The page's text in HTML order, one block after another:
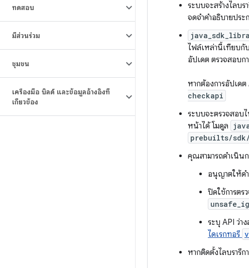
ทดสอบ
มีส่วนร่วม
ชุมชน
เครื่องมือ บิลด์ และข้อมูลอ้างอิงที่
เกี่ยวข้อง
ระบบจะสร้างไลบร
จดจำคำอธิบายประ
ไฟล์เหล่านี้เทียบกั
อัปเดต ตรวจสอบ
หากต้องการอัปเด
checkapi
ระบบจะตรวจสอบ
หน้าได้ โมดูล
prebuilts/
คุณสามารถดำเนินก
อนุญาตให้ด
ปิดใช้การตร
ระบุ API ว่า
ไดเรกทอรี
หากติดตั้งไลบรารี